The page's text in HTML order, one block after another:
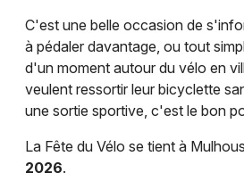
C'est une belle occasion de
à pédaler davantage, ou tout
d'un moment autour du vélo en
veulent ressortir leur bicyclette
une sortie sportive, c'est le bon
La Fête du Vélo se tient à
2026.